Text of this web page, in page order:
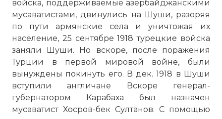
войска, поддерживаемые азербайджанскими
мусаватистами, двинулись на Шуши, разоряя
по пути армянские села и уничтожая их
население, 25 сентябре 1918 турецкие войска
заняли Шуши. Но вскоре, после поражения
Турции в первой мировой войне, были
вынуждены покинуть его. В дек. 1918 в Шуши
вступили англичане Вскоре генерал-
губернатором Карабаха был назначен
мусаватист Хосров-бек Султанов. С помощью